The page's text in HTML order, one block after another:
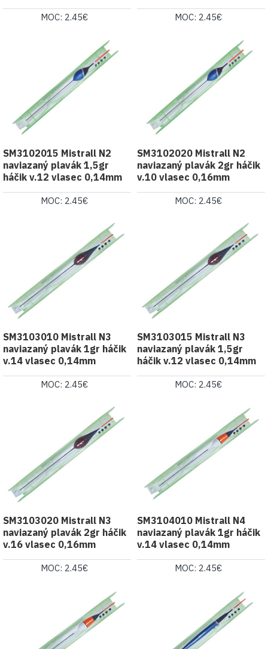
MOC: 2.45€ MOC: 2.45€
SM3102015 Mistrall N2
naviazaný plavák 1,5gr
háčik v.12 vlasec 0,14mm
MOC: 2.45€
SM3102020 Mistrall N2
naviazaný plavák 2gr háčik
v.10 vlasec 0,16mm
MOC: 2.45€
SM3103010 Mistrall N3
naviazaný plavák 1gr háčik
v.14 vlasec 0,14mm
MOC: 2.45€
SM3103015 Mistrall N3
naviazaný plavák 1,5gr
háčik v.12 vlasec 0,14mm
MOC: 2.45€
SM3103020 Mistrall N3
naviazaný plavák 2gr háčik
v.16 vlasec 0,16mm
MOC: 2.45€
SM3104010 Mistrall N4
naviazaný plavák 1gr háčik
v.14 vlasec 0,14mm
MOC: 2.45€